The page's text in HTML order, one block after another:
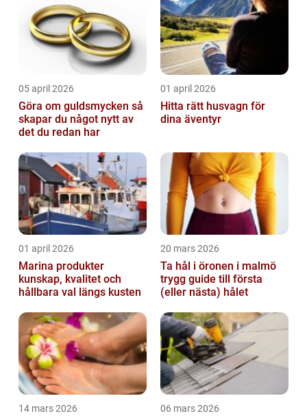
05 april 2026
Göra om guldsmycken så
skapar du något nytt av
det du redan har
01 april 2026
Hitta rätt husvagn för
dina äventyr
01 april 2026
Marina produkter
kunskap, kvalitet och
hållbara val längs kusten
20 mars 2026
Ta hål i öronen i malmö
trygg guide till första
(eller nästa) hålet
14 mars 2026 06 mars 2026